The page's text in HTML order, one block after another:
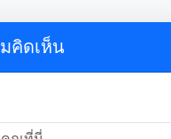
คิดเห็น